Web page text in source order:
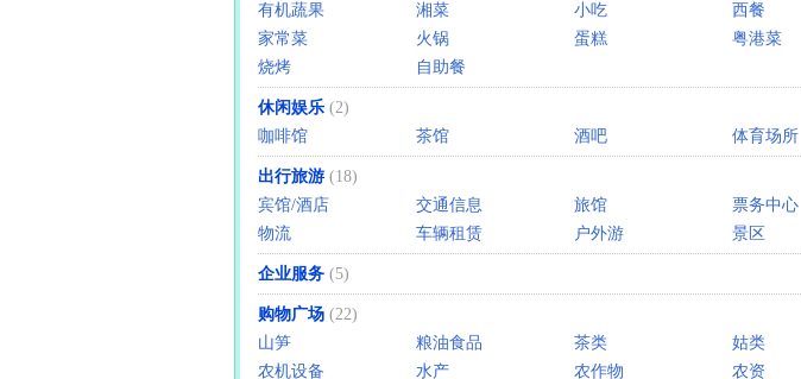
有机蔬果
湘菜 小吃 西餐
家常菜
火锅 蛋糕 粤港菜
烧烤
自助餐
休闲娱乐 (2)
咖啡馆
茶馆 酒吧 体育场所
出行旅游 (18)
宾馆/酒店
交通信息 旅馆 票务中心
物流
车辆租赁 户外游 景区
企业服务 (5)
购物广场 (22)
山笋
粮油食品 茶类 姑类
农机设备
水产 农作物 农资